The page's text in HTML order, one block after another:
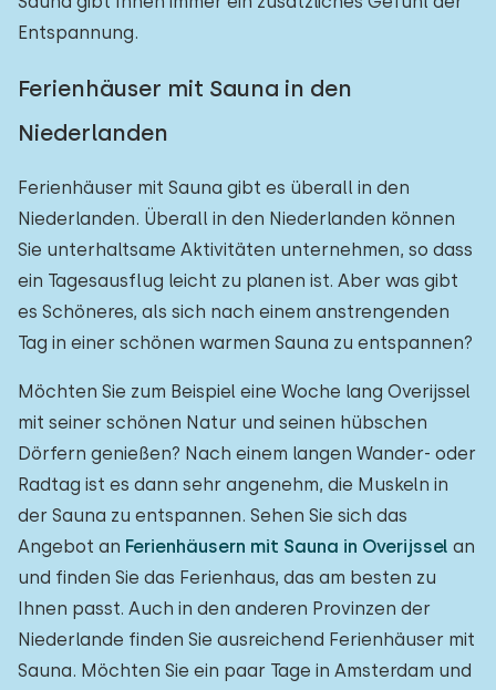
Entspannung.
Ferienhäuser mit Sauna in den
Niederlanden
Ferienhäuser mit Sauna gibt es überall in den
Niederlanden. Überall in den Niederlanden können
Sie unterhaltsame Aktivitäten unternehmen, so dass
ein Tagesausflug leicht zu planen ist. Aber was gibt
es Schöneres, als sich nach einem anstrengenden
Tag in einer schönen warmen Sauna zu entspannen?
Möchten Sie zum Beispiel eine Woche lang Overijssel
mit seiner schönen Natur und seinen hübschen
Dörfern genießen? Nach einem langen Wander- oder
Radtag ist es dann sehr angenehm, die Muskeln in
der Sauna zu entspannen. Sehen Sie sich das
Angebot an Ferienhäusern mit Sauna in Overijssel an
und finden Sie das Ferienhaus, das am besten zu
Ihnen passt. Auch in den anderen Provinzen der
Niederlande finden Sie ausreichend Ferienhäuser mit
Sauna. Möchten Sie ein paar Tage in Amsterdam und